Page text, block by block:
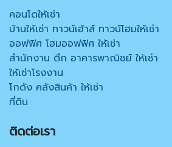
คอนโดให้เช่า
บ้านให้เช่า ทาวน์เฮ้าส์ ทาวน์โฮมให้เช่า
ออฟฟิศ โฮมออฟฟิศ ให้เช่า
สำนักงาน ตึก อาคารพาณิชย์ ให้เช่า
ให้เช่าโรงงาน
โกดัง คลังสินค้า ให้เช่า
ที่ดิน
ติดต่อเรา